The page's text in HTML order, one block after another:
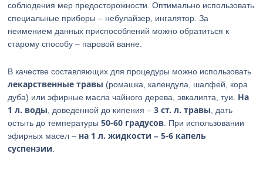
соблюдения мер предосторожности. Оптимально использовать
специальные приборы – небулайзер, ингалятор. За
неимением данных приспособлений можно обратиться к
старому способу – паровой ванне.
В качестве составляющих для процедуры можно использовать
лекарственные травы (ромашка, календула, шалфей, кора
дуба) или эфирные масла чайного дерева, эвкалипта, туи. На
1 л. воды , доведенной до кипения –3 ст. л. травы , дать
остыть до температуры50-60 градусов . При использовании
эфирных масел – на 1 л. жидкости – 5-6 капель
суспензии